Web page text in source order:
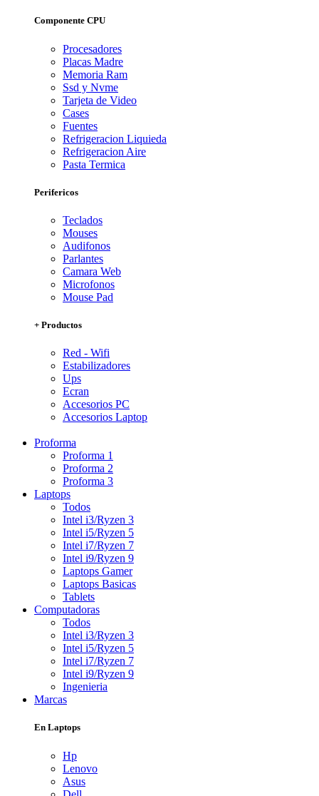
Componente CPU
Procesadores
Placas Madre
Memoria Ram
Ssd y Nvme
Tarjeta de Video
Cases
Fuentes
Refrigeracion Liquieda
Refrigeracion Aire
Pasta Termica
Perifericos
Teclados
Mouses
Audifonos
Parlantes
Camara Web
Microfonos
Mouse Pad
+ Productos
Red - Wifi
Estabilizadores
Ups
Ecran
Accesorios PC
Accesorios Laptop
Proforma
Proforma 1
Proforma 2
Proforma 3
Laptops
Todos
Intel i3/Ryzen 3
Intel i5/Ryzen 5
Intel i7/Ryzen 7
Intel i9/Ryzen 9
Laptops Gamer
Laptops Basicas
Tablets
Computadoras
Todos
Intel i3/Ryzen 3
Intel i5/Ryzen 5
Intel i7/Ryzen 7
Intel i9/Ryzen 9
Ingenieria
Marcas
En Laptops
Hp
Lenovo
Asus